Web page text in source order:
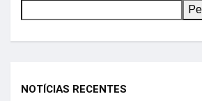
NOTÍCIAS RECENTES